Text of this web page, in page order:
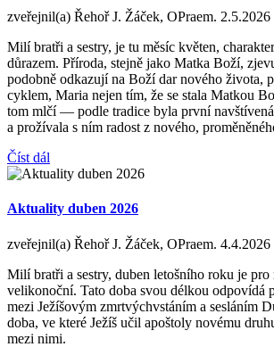
zveřejnil(a) Řehoř J. Žáček, OPraem. 2.5.2026
Milí bratři a sestry, je tu měsíc květen,
důrazem. Příroda, stejně jako Matka Boží,
podobně odkazují na Boží dar nového života,
cyklem, Maria nejen tím, že se stala Matkou
tom mlčí — podle tradice byla první
a prožívala s ním radost z nového,
Číst dál
Aktuality duben 2026
zveřejnil(a) Řehoř J. Žáček, OPraem. 4.4.2026
Milí bratři a sestry, duben letošního roku je pro
velikonoční. Tato doba svou délkou odpovídá
mezi Ježíšovým zmrtvýchvstáním a sesláním
doba, ve které Ježíš učil apoštoly novému
mezi nimi.